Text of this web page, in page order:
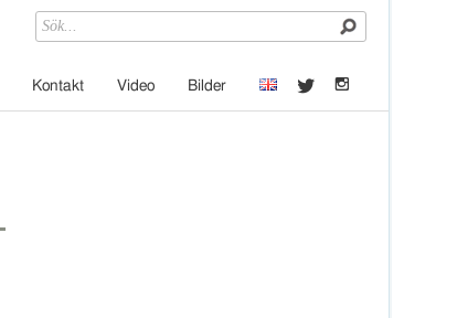
Kontakt Video Bilder t e